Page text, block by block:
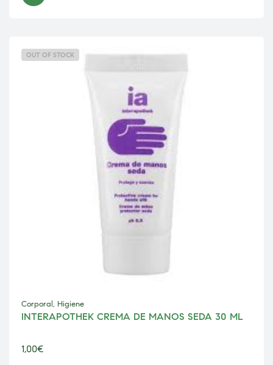
OUT OF STOCK
Corporal, Higiene
INTERAPOTHEK CREMA DE MANOS SEDA 30 ML
1,00€